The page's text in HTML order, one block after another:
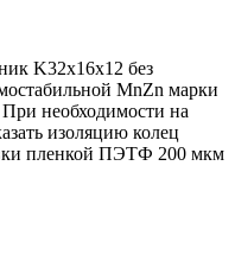
K32x16x12 без
MnZn марки
необходимости на
изоляцию колец
пленкой ПЭТФ 200 мкм